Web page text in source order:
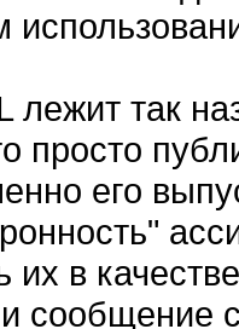
лежит так
просто
его
их в
сообщение